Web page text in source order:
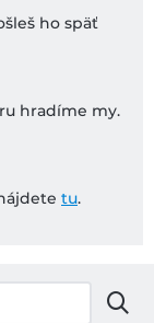
ho späť
hradíme my.
tu.